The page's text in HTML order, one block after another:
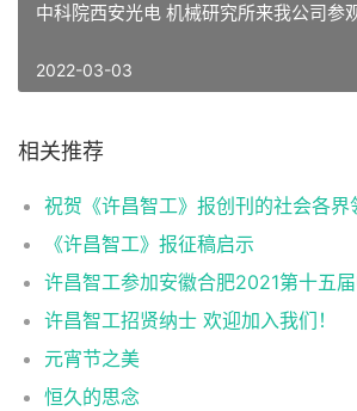
中科院西安光电 机械研究所来我公司参
2022-03-03
相关推荐
祝贺《许昌智工》报创刊的社会各界
《许昌智工》报征稿启示
许昌智工招贤纳士 欢迎加入我们！
元宵节之美
恒久的思念